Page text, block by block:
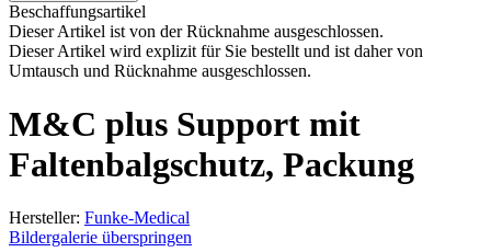
Beschaffungsartikel
Dieser Artikel ist von der Rücknahme ausgeschlossen.
Dieser Artikel wird explizit für Sie bestellt und ist daher von
Umtausch und Rücknahme ausgeschlossen.
M&C plus Support mit
Faltenbalgschutz, Packung
Hersteller: Funke-Medical
Bildergalerie überspringen